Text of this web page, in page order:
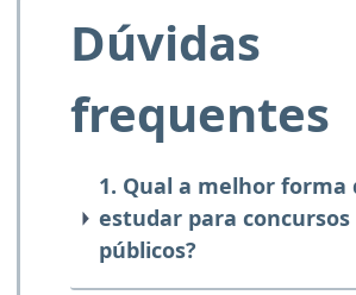
Dúvidas
frequentes
1. Qual a melhor forma
estudar para concursos
públicos?